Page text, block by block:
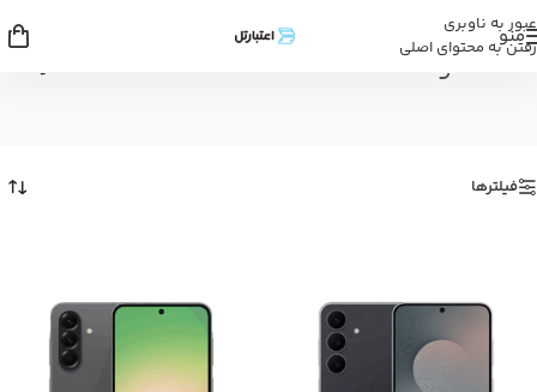
عبور به ناوبری
رفتن به محتوای اصلی
منو
سامسونگ سامسونگ
فیلترها